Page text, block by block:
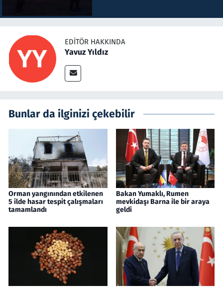
EDITÖR HAKKINDA
Yavuz Yıldız
Bunlar da ilginizi çekebilir
Orman yangınından etkilenen
5 ilde hasar tespit çalışmaları
tamamlandı
Bakan Yumaklı, Rumen
mevkidaşı Barna ile bir araya
geldi